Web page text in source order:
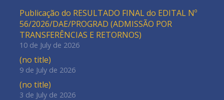
Publicação do RESULTADO FINAL do EDITAL Nº
56/2026/DAE/PROGRAD (ADMISSÃO POR
TRANSFERÊNCIAS E RETORNOS)
10 de July de 2026
(no title)
9 de July de 2026
(no title)
3 de July de 2026